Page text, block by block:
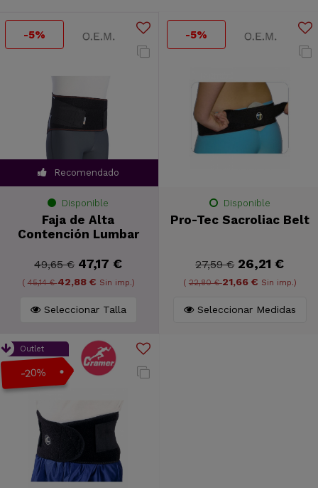
-5%
Recomendado
Disponible
Faja de Alta
Contención Lumbar
49,65 € 47,17 €
(45,14 €42,88 € Sin imp.)
Seleccionar Talla
-5%
Disponible
Pro-Tec Sacroliac Belt
27,59 € 26,21 €
( 22,80 €21,66 € Sin imp.)
Seleccionar Medidas
Outlet
-20%